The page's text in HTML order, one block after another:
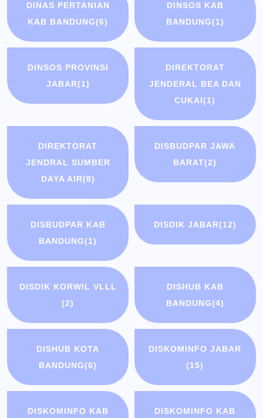
DINAS PERTANIAN
KAB BANDUNG(6)
DINSOS KAB
BANDUNG(1)
DINSOS PROVINSI
JABAR(1)
DIREKTORAT
JENDERAL BEA DAN
CUKAI(1)
DIREKTORAT
JENDRAL SUMBER
DAYA AIR(8)
DISBUDPAR JAWA
BARAT(2)
DISBUDPAR KAB
BANDUNG(1)
DISDIK JABAR(12)
DISDIK KORWIL VLLL
(2)
DISHUB KAB
BANDUNG(4)
DISHUB KOTA
BANDUNG(6)
DISKOMINFO JABAR
(15)
DISKOMINFO KAB
DISKOMINFO KAB